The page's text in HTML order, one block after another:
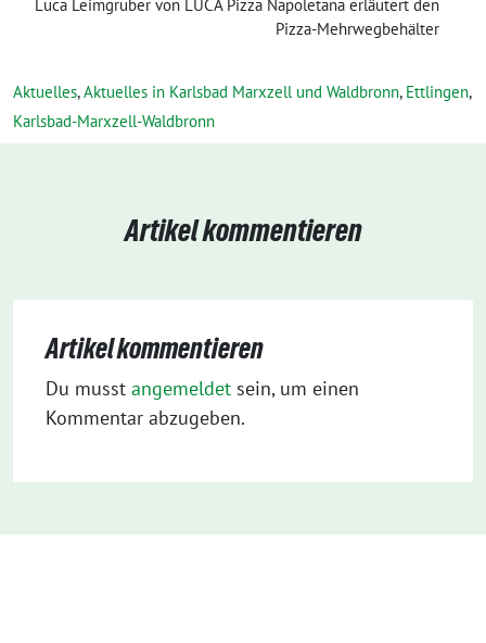
Luca Leimgruber von LUCA Pizza Napoletana erläutert den
Pizza-Mehrwegbehälter
Aktuelles,Aktuelles in Karlsbad Marxzell und Waldbronn, Ettlingen,
Karlsbad-Marxzell-Waldbronn
Artikel kommentieren
Artikel kommentieren
Du musst angemeldet sein, um einen
Kommentar abzugeben.